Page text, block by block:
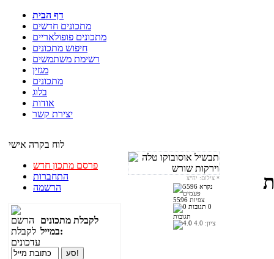
דף הבית
מתכונים חדשים
מתכונים פופולאריים
חיפוש מתכונים
רשימת משתמשים
מגזין
מתכונים
בלוג
אודות
יצירת קשר
לוח בקרה אישי
פרסם מתכון חדש
התחברות
הרשמה
לקבלת מתכונים
במייל:
*
5596 צפיות
0
תגובות
ציון: 4.0